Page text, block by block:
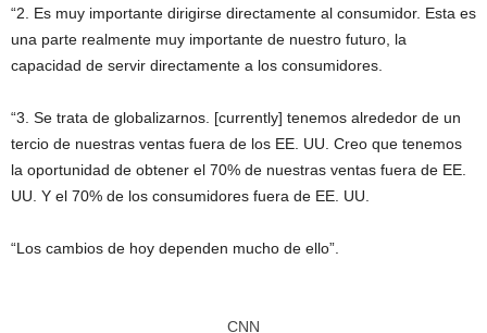
“2. Es muy importante dirigirse directamente al consumidor. Esta es
una parte realmente muy importante de nuestro futuro, la
capacidad de servir directamente a los consumidores.
“3. Se trata de globalizarnos. [currently] tenemos alrededor de un
tercio de nuestras ventas fuera de los EE. UU. Creo que tenemos
la oportunidad de obtener el 70% de nuestras ventas fuera de EE.
UU. Y el 70% de los consumidores fuera de EE. UU.
“Los cambios de hoy dependen mucho de ello”.
CNN